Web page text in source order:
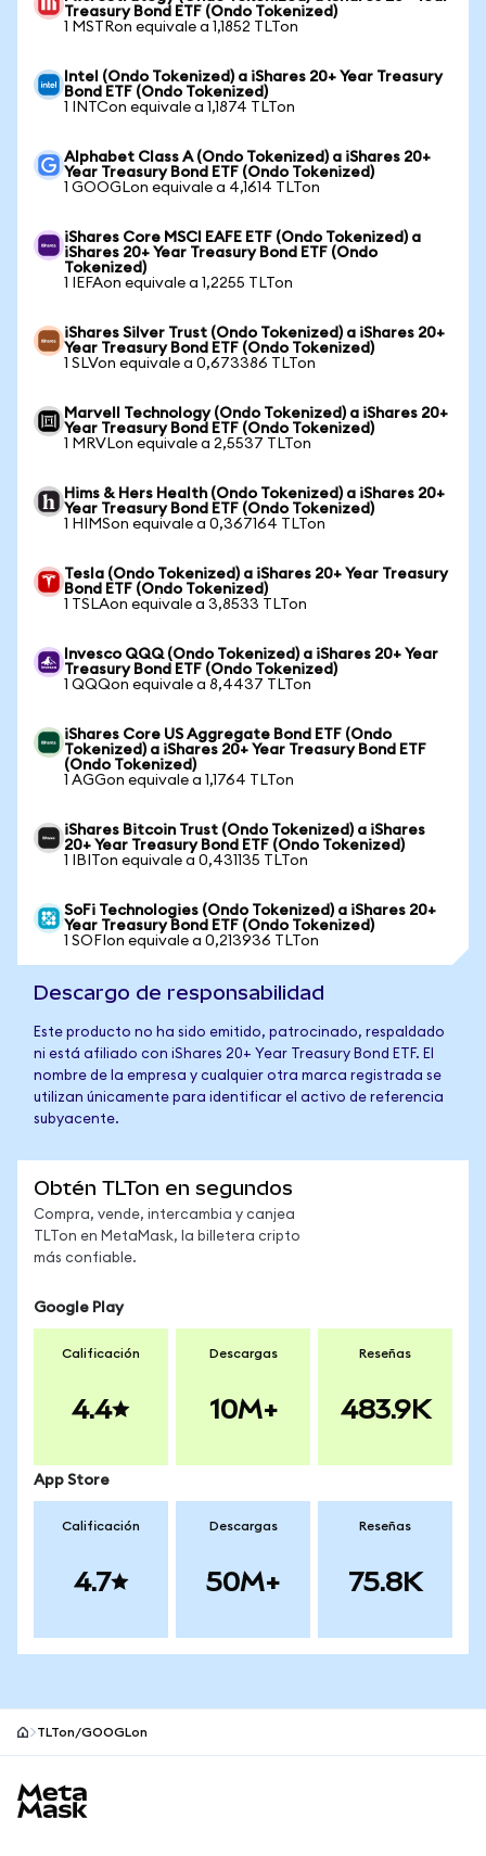
Treasury Bond ETF (Ondo Tokenized)
1 MSTRon equivale a 1,1852 TLTon
Intel (Ondo Tokenized) a iShares 20+ Year Treasury
Bond ETF (Ondo Tokenized)
1 INTCon equivale a 1,1874 TLTon
Alphabet Class A (Ondo Tokenized) a iShares 20+
Year Treasury Bond ETF (Ondo Tokenized)
1 GOOGLon equivale a 4,1614 TLTon
iShares Core MSCI EAFE ETF (Ondo Tokenized) a
iShares 20+ Year Treasury Bond ETF (Ondo
Tokenized)
1 IEFAon equivale a 1,2255 TLTon
iShares Silver Trust (Ondo Tokenized) a iShares 20+
Year Treasury Bond ETF (Ondo Tokenized)
1 SLVon equivale a 0,673386 TLTon
Marvell Technology (Ondo Tokenized) a iShares 20+
Year Treasury Bond ETF (Ondo Tokenized)
1 MRVLon equivale a 2,5537 TLTon
Hims & Hers Health (Ondo Tokenized) a iShares 20+
Year Treasury Bond ETF (Ondo Tokenized)
1 HIMSon equivale a 0,367164 TLTon
Tesla (Ondo Tokenized) a iShares 20+ Year Treasury
Bond ETF (Ondo Tokenized)
1 TSLAon equivale a 3,8533 TLTon
Invesco QQQ (Ondo Tokenized) a iShares 20+ Year
Treasury Bond ETF (Ondo Tokenized)
1 QQQon equivale a 8,4437 TLTon
iShares Core US Aggregate Bond ETF (Ondo
Tokenized) a iShares 20+ Year Treasury Bond ETF
(Ondo Tokenized)
1 AGGon equivale a 1,1764 TLTon
iShares Bitcoin Trust (Ondo Tokenized) a iShares
20+ Year Treasury Bond ETF (Ondo Tokenized)
1 IBITon equivale a 0,431135 TLTon
SoFi Technologies (Ondo Tokenized) a iShares 20+
Year Treasury Bond ETF (Ondo Tokenized)
1 SOFIon equivale a 0,213936 TLTon
Descargo de responsabilidad
Este producto no ha sido emitido, patrocinado, respaldado
ni está afiliado con iShares 20+ Year Treasury Bond ETF. El
nombre de la empresa y cualquier otra marca registrada se
utilizan únicamente para identificar el activo de referencia
subyacente.
Obtén TLTon en segundos
Compra, vende, intercambia y canjea
TLTon en MetaMask, la billetera cripto
más confiable.
Google Play
Calificación
4.4
Descargas
10M+
Reseñas
483.9K
App Store
Calificación
4.7
Descargas
50M+
Reseñas
75.8K
TLTon/GOOGLon